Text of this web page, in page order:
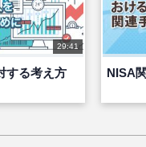
29:41
する考え方 NISA